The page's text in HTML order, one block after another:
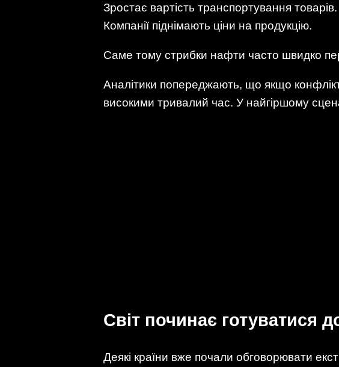
Зростає вартість транспортування товарів.
Компанії піднімають ціни на продукцію.
Саме тому стрибки нафти часто швидко
Аналітики попереджають, що якщо
високими тривалий час. У найгіршому
Світ починає готуватися
Деякі країни вже почали обговорювати